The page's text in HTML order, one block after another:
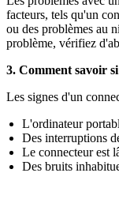
facteurs, tels qu'un
ou des problèmes au
problème, vérifiez
3. Comment savoir
Les signes d'un
L'ordinateur
Des interruptions
Le connecteur est
Des bruits